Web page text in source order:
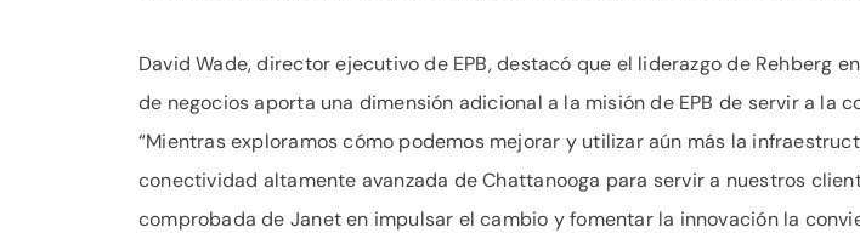
David Wade, director ejecutivo de EPB, destacó que el liderazgo de Rehberg
de negocios aporta una dimensión adicional a la misión de EPB de servir a la
“Mientras exploramos cómo podemos mejorar y utilizar aún más la
conectividad altamente avanzada de Chattanooga para servir a nuestros
comprobada de Janet en impulsar el cambio y fomentar la innovación la